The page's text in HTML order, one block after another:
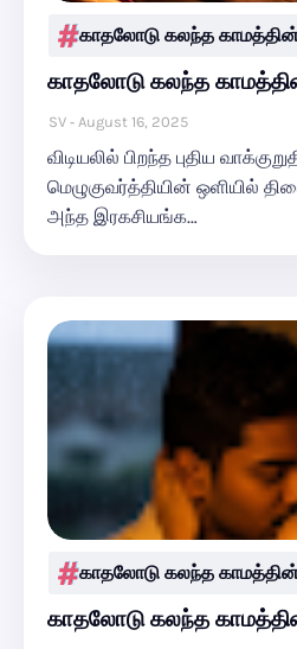
காதலோடு கலந்த
காதலோடு கலந்த
SV August 16, 2025
விடியலில் பிறந்த புதிய
மெழுகுவர்த்தியின் ஒளியில்
அந்த இரகசியங்க…
காதலோடு கலந்த
காதலோடு கலந்த